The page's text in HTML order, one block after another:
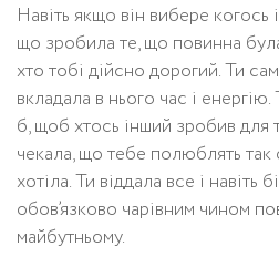
Навіть якщо він вибере когось
що зробила те, що повинна
хто тобі дійсно дорогий. Ти
вкладала в нього час і
б, щоб хтось інший зробив для
чекала, що тебе полюблять так
хотіла. Ти віддала все і навіть
обов’язково чарівним чином
майбутньому.